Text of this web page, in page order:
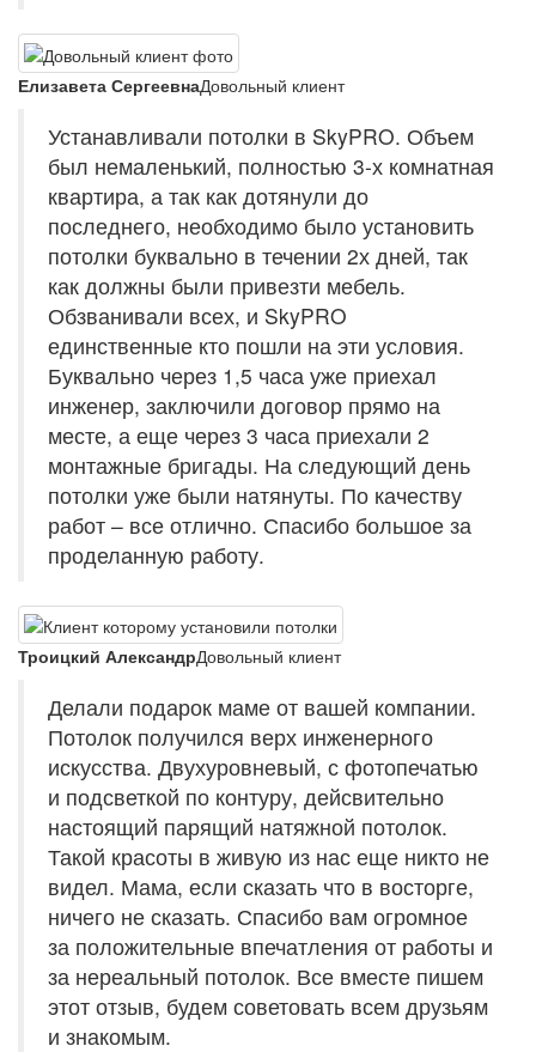
Елизавета СергеевнаДовольный клиент
Устанавливали потолки в SkyPRO. Объем
был немаленький, полностью 3-х комнатная
квартира, а так как дотянули до
последнего, необходимо было установить
потолки буквально в течении 2х дней, так
как должны были привезти мебель.
Обзванивали всех, и SkyPRO
единственные кто пошли на эти условия.
Буквально через 1,5 часа уже приехал
инженер, заключили договор прямо на
месте, а еще через 3 часа приехали 2
монтажные бригады. На следующий день
потолки уже были натянуты. По качеству
работ – все отлично. Спасибо большое за
проделанную работу.
Троицкий АлександрДовольный клиент
Делали подарок маме от вашей компании.
Потолок получился верх инженерного
искусства. Двухуровневый, с фотопечатью
и подсветкой по контуру, дейсвительно
настоящий парящий натяжной потолок.
Такой красоты в живую из нас еще никто не
видел. Мама, если сказать что в восторге,
ничего не сказать. Спасибо вам огромное
за положительные впечатления от работы и
за нереальный потолок. Все вместе пишем
этот отзыв, будем советовать всем друзьям
и знакомым.